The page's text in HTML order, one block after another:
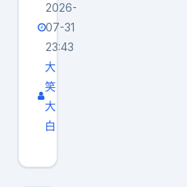
2026-
07-31
23:43
大
笑
大
白